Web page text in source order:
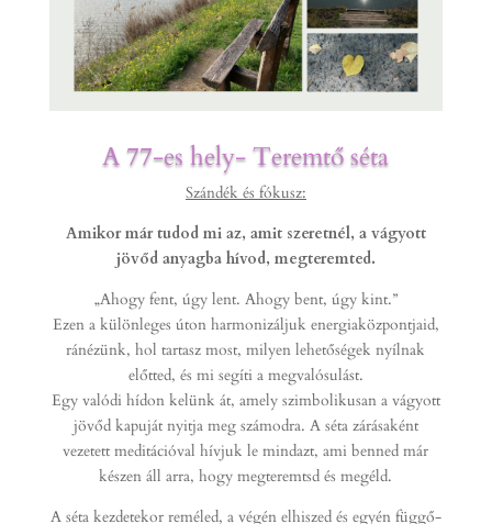
A 77-es hely- Teremtő séta
Szándék és fókusz:
Amikor már tudod mi az, amit szeretnél, a vágyott
jövőd anyagba hívod, megteremted.
„Ahogy fent, úgy lent. Ahogy bent, úgy kint.”
Ezen a különleges úton harmonizáljuk energiaközpontjaid,
ránézünk, hol tartasz most, milyen lehetőségek nyílnak
előtted, és mi segíti a megvalósulást.
Egy valódi hídon kelünk át, amely szimbolikusan a vágyott
jövőd kapuját nyitja meg számodra. A séta zárásaként
vezetett meditációval hívjuk le mindazt, ami benned már
készen áll arra, hogy megteremtsd és megéld.
A séta kezdetekor reméled, a végén elhiszed és egyén függő-